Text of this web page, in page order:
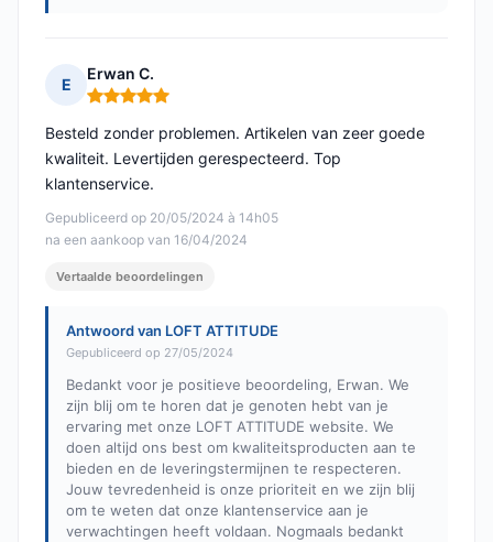
E
Erwan C.
Opmerking: 5 van 5
Gepubliceerd op 20/05/2024 à 14h05
na een aankoop van 16/04/2024
Besteld zonder problemen. Artikelen van zeer goede
kwaliteit. Levertijden gerespecteerd. Top
klantenservice.
Vertaalde beoordelingen
Antwoord van LOFT ATTITUDE
Gepubliceerd op 27/05/2024
Bedankt voor je positieve beoordeling, Erwan. We
zijn blij om te horen dat je genoten hebt van je
ervaring met onze LOFT ATTITUDE website. We
doen altijd ons best om kwaliteitsproducten aan te
bieden en de leveringstermijnen te respecteren.
Jouw tevredenheid is onze prioriteit en we zijn blij
om te weten dat onze klantenservice aan je
verwachtingen heeft voldaan. Nogmaals bedankt